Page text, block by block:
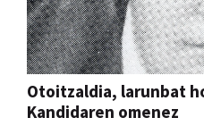
Otoitzaldia, larunbat
Kandidaren omenez
Berrozpeko Jesusen Alaben